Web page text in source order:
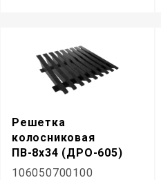
Решетка
колосниковая
ПВ-8х34 (ДРО-605)
106050700100